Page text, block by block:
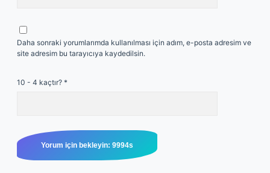
Daha sonraki yorumlarımda kullanılması için adım, e-posta adresim ve
site adresim bu tarayıcıya kaydedilsin.
10 - 4 kaçtır? *